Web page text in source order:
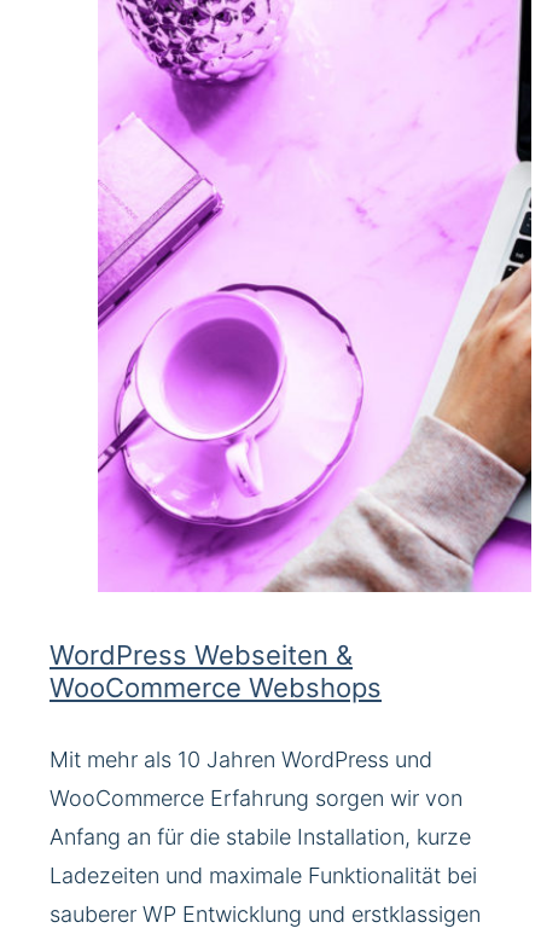
WordPress Webseiten &
WooCommerce Webshops
Mit mehr als 10 Jahren WordPress und
WooCommerce Erfahrung sorgen wir von
Anfang an für die stabile Installation, kurze
Ladezeiten und maximale Funktionalität bei
sauberer WP Entwicklung und erstklassigen